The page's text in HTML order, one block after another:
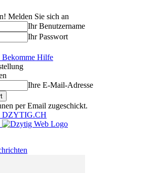
Melden Sie sich an
Ihr Benutzername
Ihr Passwort
Bekomme Hilfe
Ihre E-Mail-Adresse
per Email zugeschickt.
DZYTIG.CH